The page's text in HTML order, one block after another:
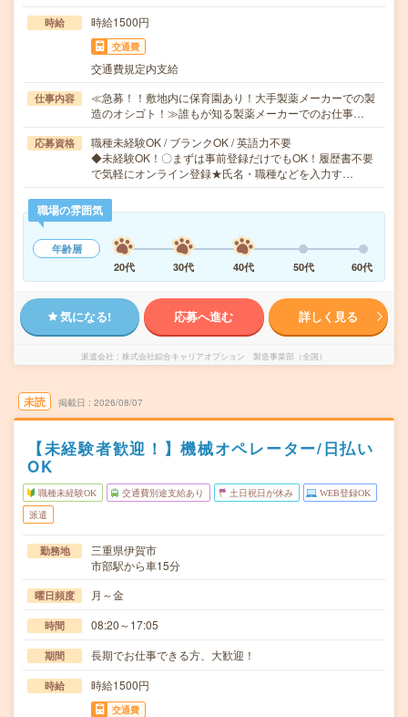
時給 時給1500円
交通費
交通費規定内支給
仕事内容
≪急募！！敷地内に保育園あり！大手製薬メーカーでの製
造のオシゴト！≫誰もが知る製薬メーカーでのお仕事…
応募資格
職種未経験OK / ブランクOK / 英語力不要
◆未経験OK！〇まずは事前登録だけでもOK！履歴書不要
で気軽にオンライン登録★氏名・職種などを入力す…
職場の雰囲気
年齢層
20代
30代 40代 50代 60代
気になる! 応募へ進む 詳しく見る
派遣会社 株式会社綜合キャリアオプション 製造事業部（全国）
未読 掲載日 2026/08/07
【未経験者歓迎！】機械オペレーター/日払い
OK
職種未経験OK 交通費別途支給あり 土日祝日が休み WEB登録OK
派遣
勤務地
三重県伊賀市
市部駅から車15分
曜日頻度 月～金
時間 08:20～17:05
期間 長期でお仕事できる方、大歓迎！
時給 時給1500円
交通費